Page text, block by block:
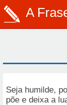
A
Seja humilde,
põe e deixa a